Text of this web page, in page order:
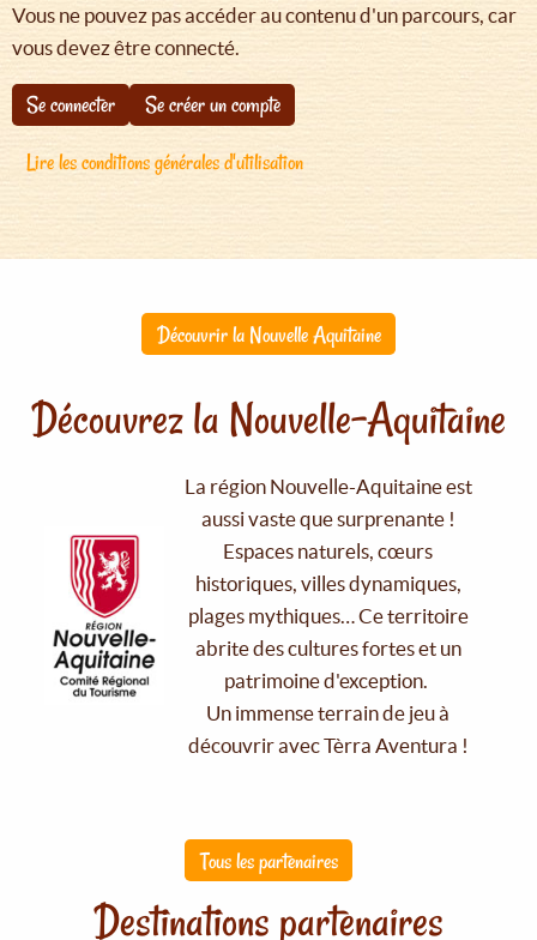
Vous ne pouvez pas accéder au contenu d'un parcours, car
vous devez être connecté.
Se connecter
Se créer un compte
Lire les conditions générales d'utilisation
Découvrir la Nouvelle Aquitaine
Découvrez la Nouvelle-Aquitaine
La région Nouvelle-Aquitaine est
aussi vaste que surprenante !
Espaces naturels, cœurs
historiques, villes dynamiques,
plages mythiques… Ce territoire
abrite des cultures fortes et un
patrimoine d'exception.
Un immense terrain de jeu à
découvrir avec Tèrra Aventura !
Tous les partenaires
Destinations partenaires